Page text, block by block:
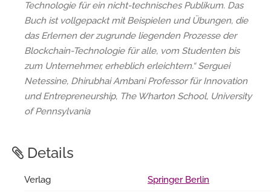
Technologie für ein nicht-technisches Publikum. Das
Buch ist vollgepackt mit Beispielen und Übungen, die
das Erlernen der zugrunde liegenden Prozesse der
Blockchain-Technologie für alle, vom Studenten bis
zum Unternehmer, erheblich erleichtern.“ Serguei
Netessine, Dhirubhai Ambani Professor für Innovation
und Entrepreneurship, The Wharton School, University
of Pennsylvania
Details
Verlag
Springer Berlin